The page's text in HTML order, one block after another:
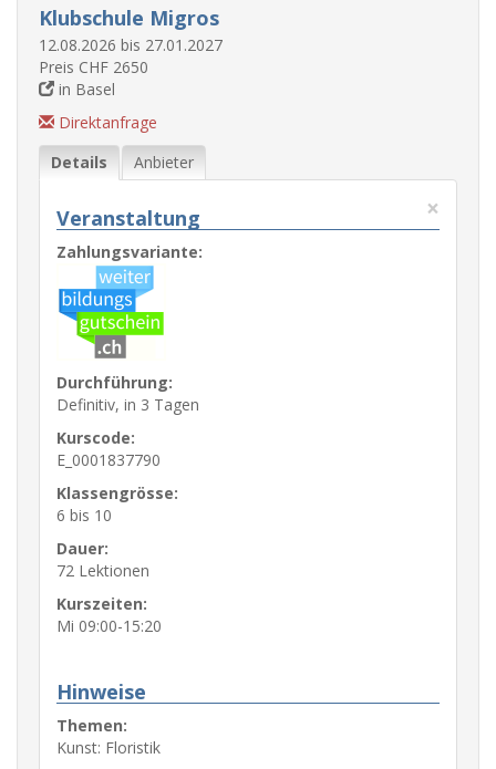
Klubschule Migros
12.08.2026 bis 27.01.2027
Preis CHF 2650
in Basel
Direktanfrage
Details
Anbieter
×
Veranstaltung
Zahlungsvariante:
Durchführung:
Definitiv, in 3 Tagen
Kurscode:
E_0001837790
Klassengrösse:
6 bis 10
Dauer:
72 Lektionen
Kurszeiten:
Mi 09:00-15:20
Hinweise
Themen:
Kunst: Floristik